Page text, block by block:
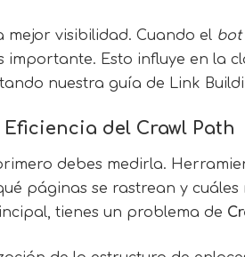
mejor visibilidad. Cuando el bot
Esto influye en la
nuestra guía de Link
del Crawl Path
debes medirla.
páginas se rastrean y
tienes un problema de